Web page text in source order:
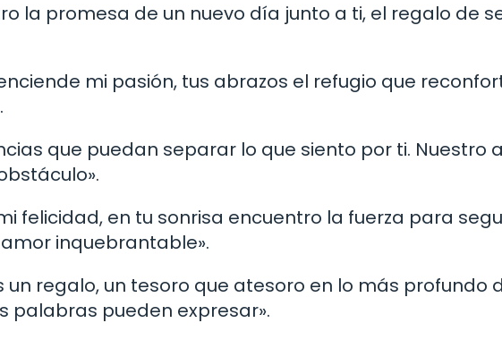
la promesa de un nuevo día junto a ti, el regalo de
mi pasión, tus abrazos el refugio que
que puedan separar lo que siento por ti. Nuestro
felicidad, en tu sonrisa encuentro la fuerza para
inquebrantable».
regalo, un tesoro que atesoro en lo más profundo
palabras pueden expresar».